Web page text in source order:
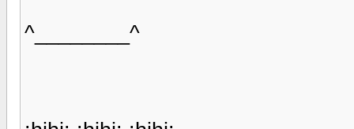
^________^